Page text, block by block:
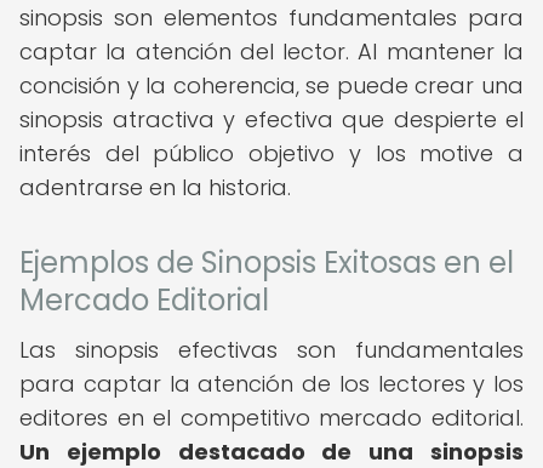
sinopsis son elementos fundamentales para
captar la atención del lector. Al mantener la
concisión y la coherencia, se puede crear una
sinopsis atractiva y efectiva que despierte el
interés del público objetivo y los motive a
adentrarse en la historia.
Ejemplos de Sinopsis Exitosas en el
Mercado Editorial
Las sinopsis efectivas son fundamentales
para captar la atención de los lectores y los
editores en el competitivo mercado editorial.
Un ejemplo destacado de una sinopsis